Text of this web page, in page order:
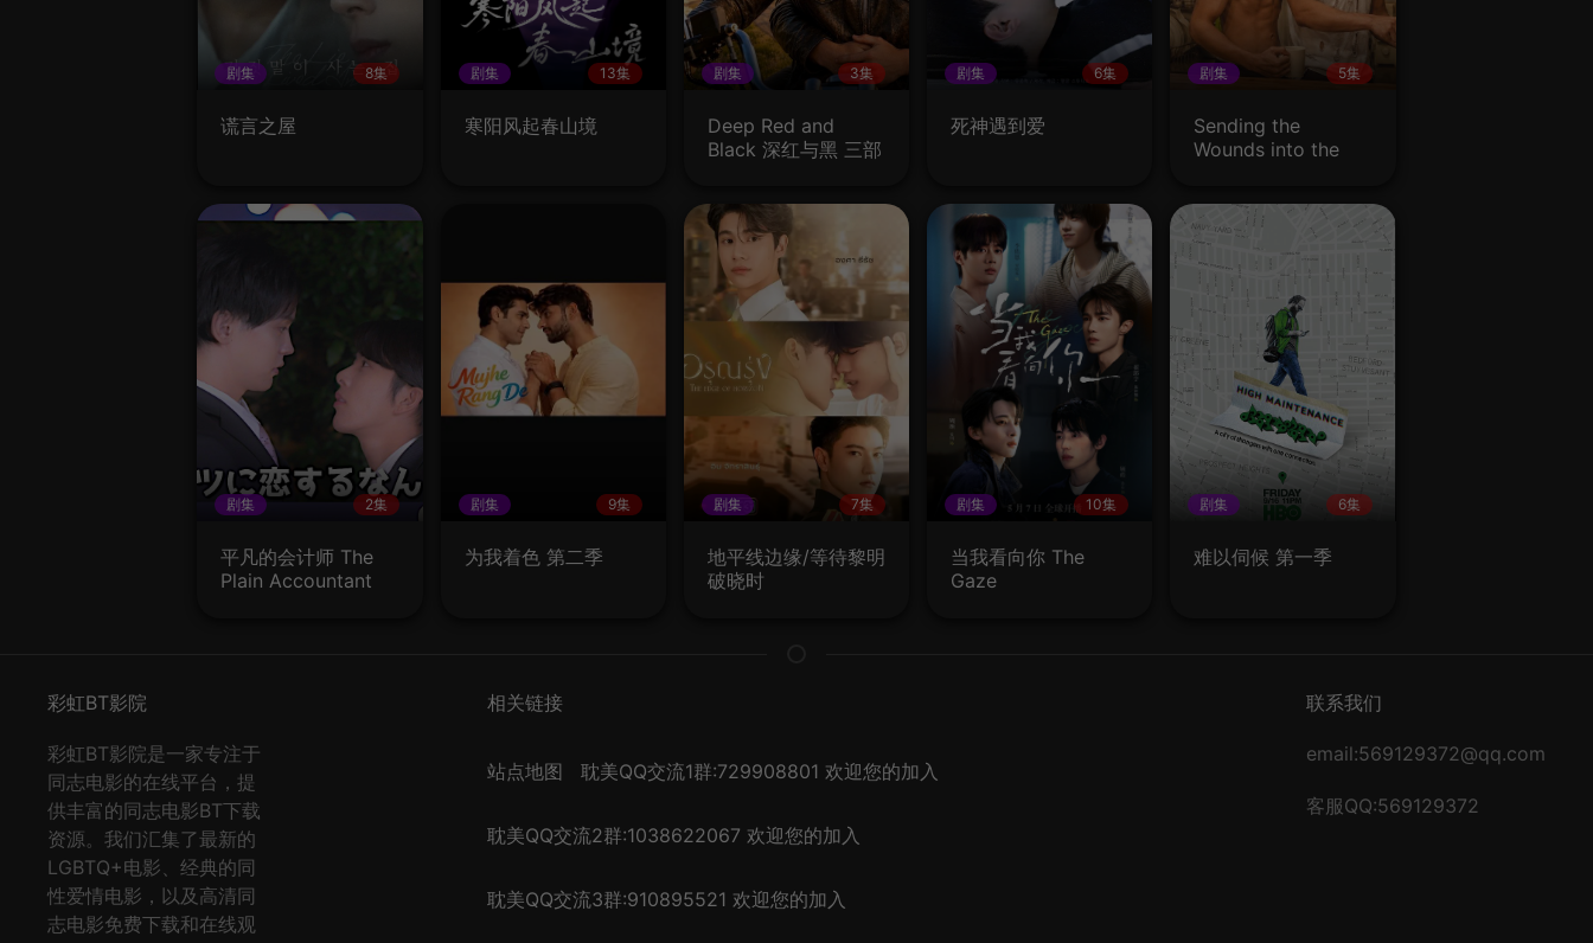
剧集 8集
谎言之屋
剧集 13集
寒阳风起春山境
剧集 3集
Deep Red and
Black 深红与黑 三部
剧集 6集
死神遇到爱
剧集 5集
Sending the
Wounds into the
剧集 2集
平凡的会计师 The
Plain Accountant
剧集 9集
为我着色 第二季
剧集 7集
地平线边缘/等待黎明
破晓时
剧集 10集
当我看向你 The
Gaze
剧集 6集
难以伺候 第一季
彩虹BT影院
彩虹BT影院是一家专注于
同志电影的在线平台，提
供丰富的同志电影BT下载
资源。我们汇集了最新的
LGBTQ+电影、经典的同
性爱情电影，以及高清同
志电影免费下载和在线观
相关链接
站点地图 耽美QQ交流1群:729908801 欢迎您的加入
耽美QQ交流2群:1038622067 欢迎您的加入
耽美QQ交流3群:910895521 欢迎您的加入
联系我们
email:569129372@qq.com
客服QQ:569129372